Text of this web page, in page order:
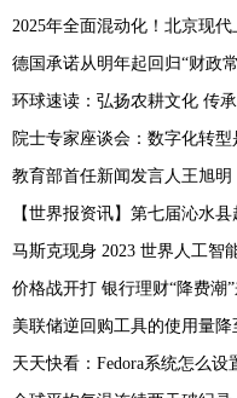
2025年全面混动化！北京现
德国承诺从明年起回归“财政
环球速读：弘扬农耕文化 传
院士专家座谈会：数字化转
教育部首任新闻发言人王旭
【世界报资讯】第七届沁水
马斯克现身 2023 世界人工智
价格战开打 银行理财“降费潮
美联储逆回购工具的使用量
天天快看：Fedora系统怎么